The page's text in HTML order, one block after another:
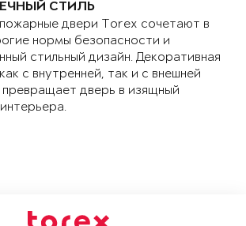
СТИЛЬ
двери Torex сочетают в
нормы безопасности и
стильный дизайн. Декоративная
с внутренней, так и с внешней
дверь в изящный